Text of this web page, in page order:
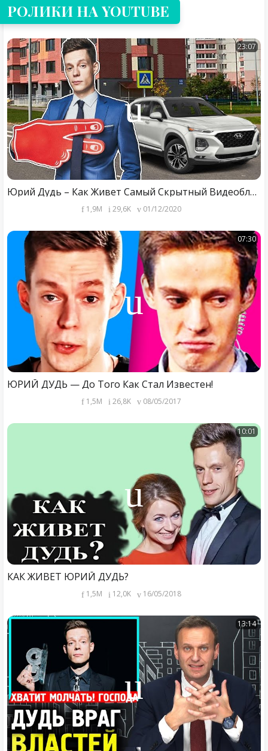
РОЛИКИ НА YOUTUBE
23:07
Юрий Дудь – Как Живет Самый Скрытный Видеоблогер России
1,9M 29,6K 01/12/2020
07:30
ЮРИЙ ДУДЬ — До Того Как Стал Известен!
1,5M 26,8K 08/05/2017
10:01
КАК ЖИВЕТ ЮРИЙ ДУДЬ?
1,5M 12,0K 16/05/2018
13:14